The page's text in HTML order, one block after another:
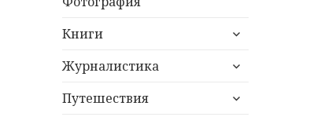
Книги
раскрыть
меню
Журналистика
раскрыть
меню
Путешествия
раскрыть